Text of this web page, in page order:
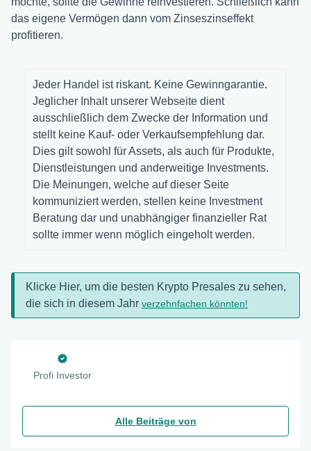
das eigene Vermögen dann vom Zinseszinseffekt
profitieren.
Jeder Handel ist riskant. Keine Gewinngarantie.
Jeglicher Inhalt unserer Webseite dient
ausschließlich dem Zwecke der Information und
stellt keine Kauf- oder Verkaufsempfehlung dar.
Dies gilt sowohl für Assets, als auch für Produkte,
Dienstleistungen und anderweitige Investments.
Die Meinungen, welche auf dieser Seite
kommuniziert werden, stellen keine Investment
Beratung dar und unabhängiger finanzieller Rat
sollte immer wenn möglich eingeholt werden.
Klicke Hier, um die besten Krypto Presales zu sehen,
die sich in diesem Jahr verzehnfachen könnten!
Profi Investor
Alle Beiträge von